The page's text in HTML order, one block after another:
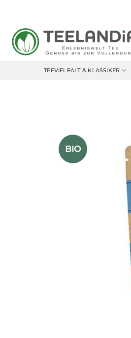
springen
TEEVIELFALT & KLASSIKER
BIO